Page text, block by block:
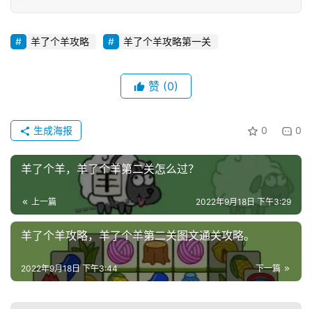
羊了个羊攻略 羊了个羊攻略第一关
赞 (0)
0 0
生成海报
羊了个羊，羊了个羊第二关怎么过？
上一篇 2022年9月18日 下午3:29
羊了个羊攻略，羊了个羊第二关图文通关攻略。
下一篇
2022年9月18日 下午3:44